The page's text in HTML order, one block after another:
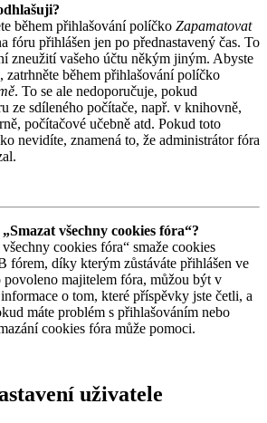
během přihlašování políčko Zapamatovat
fóru přihlášen jen po přednastavený čas. To
zneužití vašeho účtu někým jiným. Abyste
zatrhněte během přihlašování políčko
. To se ale nedoporučuje, pokud
ze sdíleného počítače, např. v knihovně,
počítačové učebně atd. Pokud toto
nevidíte, znamená to, že administrátor fóra
všechny cookies fóra“?
cookies fóra“ smaže cookies
fórem, díky kterým zůstáváte přihlášen ve
majitelem fóra, můžou být v
o tom, které příspěvky jste četli, a
máte problém s přihlašováním nebo
cookies fóra může pomoci.
uživatele